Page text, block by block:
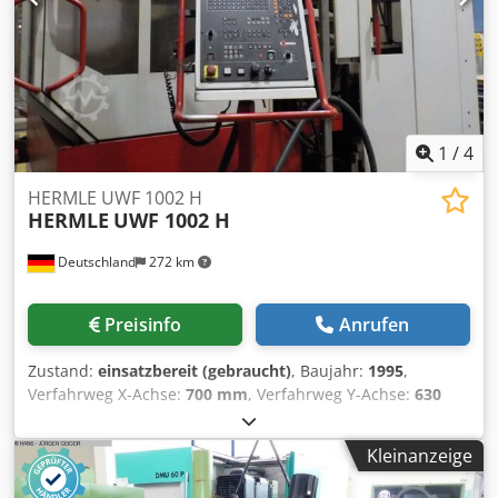
Zusatzinformationen vermerkt ist. Aenderungen und
Irrtuemer in den technischen Daten und Angaben sowie
Zwischenverkauf vorbehalten!
1 /4
Deutschland 272 km
HERMLE UWF 1002 H
HERMLE UWF 1002 H
Preisinfo Anrufen
Zustand: einsatzbereit (gebraucht), Baujahr: 1995,
Verfahrweg X-Achse: 700 mm, Verfahrweg Y-Achse: 630
500 mm
HEIDENHAIN, Steuerungsmodell:TNC 426,
Spindeldrehzahl (max.):
4.200 U/min
, Anzahl der Achsen:
3, Diese 3-Achsen-Maschine vom Typ HERMLE UWF 1002 H
Kleinanzeige